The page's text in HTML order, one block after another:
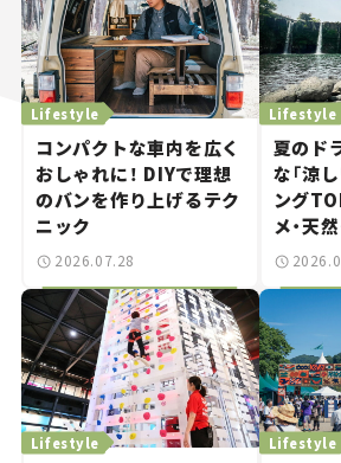
Lifestyle
コンパクトな車内を広く
おしゃれに！ DIYで理想
のバンを作り上げるテク
ニック
2026.07.28
Lifestyle
夏のド
な「涼
ング
メ・天
暑にお
推し駅
Lifestyle Lifestyle